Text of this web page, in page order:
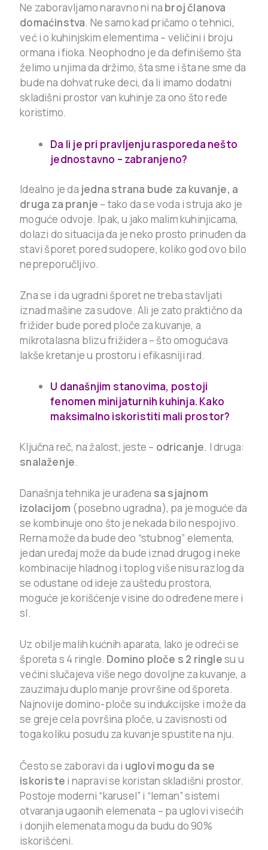
Ne zaboravljamo naravno ni na broj članova
domaćinstva. Ne samo kad pričamo o tehnici,
već i o kuhinjskim elementima – veličini i broju
ormana i fioka. Neophodno je da definišemo šta
želimo u njima da držimo, šta sme i šta ne sme da
bude na dohvat ruke deci, da li imamo dodatni
skladišni prostor van kuhinje za ono što ređe
koristimo.
Da li je pri pravljenju rasporeda nešto
jednostavno – zabranjeno?
Idealno je da jedna strana bude za kuvanje, a
druga za pranje – tako da se voda i struja ako je
moguće odvoje. Ipak, u jako malim kuhinjicama,
dolazi do situacija da je neko prosto prinuđen da
stavi šporet pored sudopere, koliko god ovo bilo
nepreporučljivo.
Zna se i da ugradni šporet ne treba stavljati
iznad mašine za sudove. Ali je zato praktično da
frižider bude pored ploče za kuvanje, a
mikrotalasna blizu frižidera – što omogućava
lakše kretanje u prostoru i efikasniji rad.
U današnjim stanovima, postoji
fenomen minijaturnih kuhinja. Kako
maksimalno iskoristiti mali prostor?
Ključna reč, na žalost, jeste – odricanje. I druga:
snalaženje.
Današnja tehnika je urađena sa sjajnom
izolacijom (posebno ugradna), pa je moguće da
se kombinuje ono što je nekada bilo nespojivo.
Rerna može da bude deo “stubnog” elementa,
jedan uređaj može da bude iznad drugog i neke
kombinacije hladnog i toplog više nisu razlog da
se odustane od ideje za uštedu prostora,
moguće je korišćenje visine do određene mere i
sl.
Uz obilje malih kućnih aparata, lako je odreći se
šporeta s 4 ringle. Domino ploče s 2 ringlesu u
većini slučajeva više nego dovoljne za kuvanje, a
zauzimaju duplo manje provršine od šporeta.
Najnovije domino-ploče su indukcijske i može da
se greje cela površina ploče, u zavisnosti od
toga koliku posudu za kuvanje spustite na nju.
Često se zaboravi da i uglovi mogu da se
iskoriste i napravi se koristan skladišni prostor.
Postoje moderni “karusel” i “leman” sistemi
otvaranja ugaonih elemenata – pa uglovi visećih
i donjih elemenata mogu da budu do 90%
iskorišćeni.